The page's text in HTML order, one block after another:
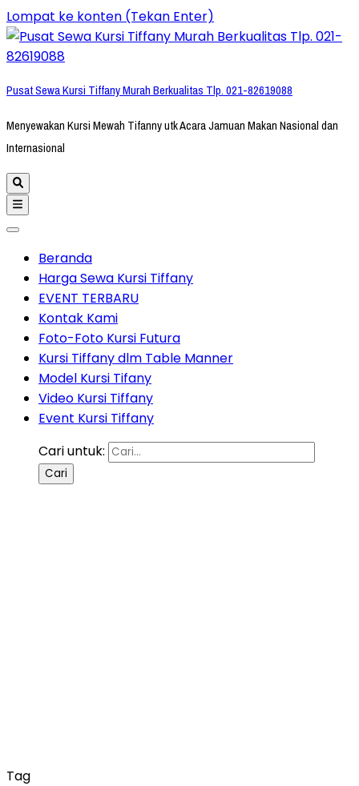
Lompat ke konten (Tekan Enter)
Pusat Sewa Kursi Tiffany Murah Berkualitas Tlp. 021-82619088
Menyewakan Kursi Mewah Tifanny utk Acara Jamuan Makan Nasional dan
Internasional
Beranda
Harga Sewa Kursi Tiffany
EVENT TERBARU
Kontak Kami
Foto-Foto Kursi Futura
Kursi Tiffany dlm Table Manner
Model Kursi Tifany
Video Kursi Tiffany
Event Kursi Tiffany
Cari untuk:
Tag